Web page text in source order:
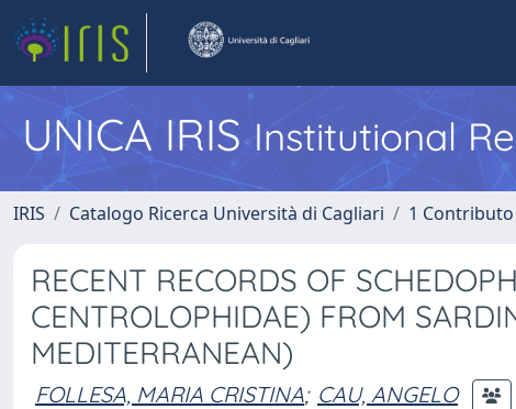
UNICA IRISInstitutional
IRIS Catalogo Ricerca Università di Cagliari 1 Contributo
RECENT RECORDS OF
CENTROLOPHIDAE) FROM
MEDITERRANEAN)
FOLLESA, MARIA CRISTINA; CAU, ANGELO